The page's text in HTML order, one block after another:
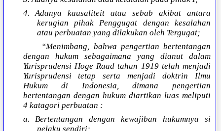
4. Adanya kausaliteit atau sebab akibat antara
kerugian pihak Penggugat dengan kesalahan
atau perbuatan yang dilakukan oleh Tergugat;
“Menimbang, bahwa pengertian bertentangan
dengan hukum sebagaimana yang dianut dalam
Yurisprudensi Hoge Raad tahun 1919 telah menjadi
Yurisprudensi tetap serta menjadi doktrin Ilmu
Hukum di Indonesia, dimana pengertian
bertentangan dengan hukum diartikan luas meliputi
4 katagori perbuatan :
a. Bertentangan dengan kewajiban hukumnya si
pelaku sendiri;